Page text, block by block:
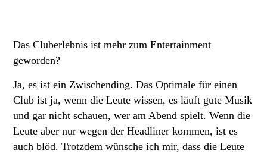
Das Cluberlebnis ist mehr zum Entertainment
geworden?
Ja, es ist ein Zwischending. Das Optimale für einen
Club ist ja, wenn die Leute wissen, es läuft gute Musik
und gar nicht schauen, wer am Abend spielt. Wenn die
Leute aber nur wegen der Headliner kommen, ist es
auch blöd. Trotzdem wünsche ich mir, dass die Leute